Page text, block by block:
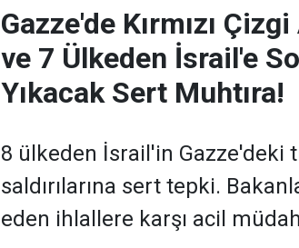
Gazze'de Kırmızı
ve 7 Ülkeden İsrail'e
Yıkacak Sert Muhtıra!
8 ülkeden İsrail'in Gazze'deki
saldırılarına sert tepki.
eden ihlallere karşı acil